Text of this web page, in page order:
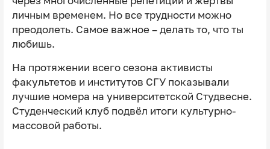
личным временем. Но все трудности можно
преодолеть. Самое важное – делать то, что ты
любишь.
На протяжении всего сезона активисты
факультетов и институтов СГУ показывали
лучшие номера на университетской Студвесне.
Студенческий клуб подвёл итоги культурно-
массовой работы.